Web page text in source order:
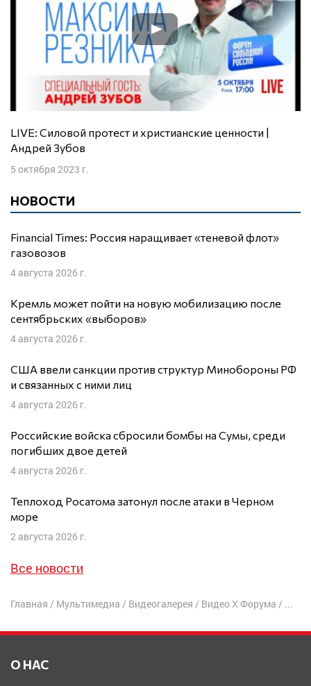
LIVE: Силовой протест и христианские ценности |
Андрей Зубов
5 октября 2023 г.
НОВОСТИ
Financial Times: Россия наращивает «теневой флот»
газовозов
4 августа 2026 г.
Кремль может пойти на новую мобилизацию после
сентябрьских «выборов»
4 августа 2026 г.
США ввели санкции против структур Минобороны РФ
и связанных с ними лиц
4 августа 2026 г.
Российские войска сбросили бомбы на Сумы, среди
погибших двое детей
4 августа 2026 г.
Теплоход Росатома затонул после атаки в Черном
море
2 августа 2026 г.
Все новости
Главная / Мультимедиа / Видеогалерея / Видео X Форума /
О НАС